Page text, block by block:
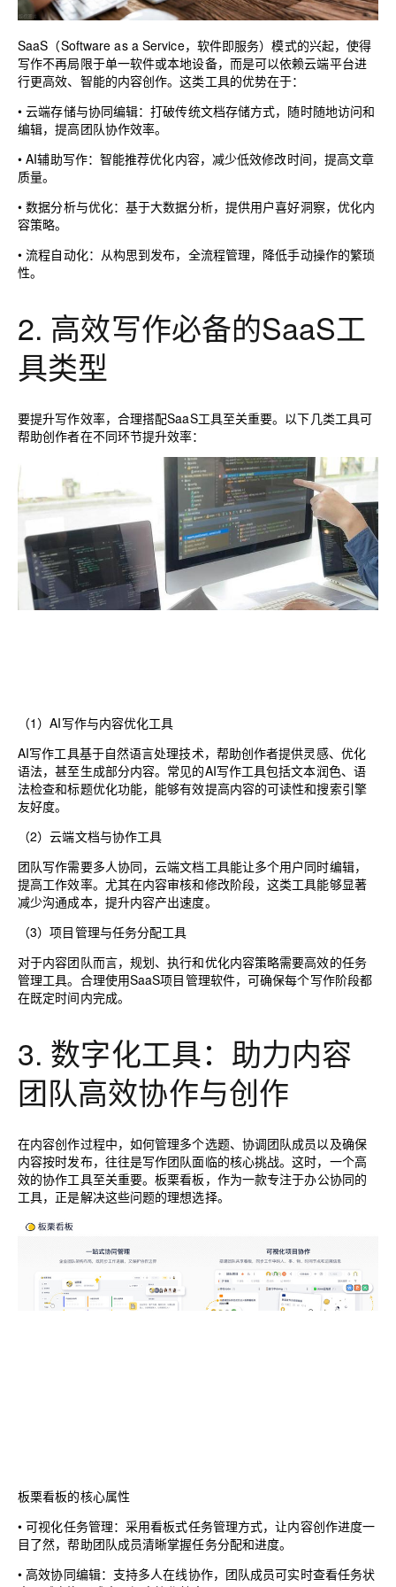
SaaS（Software as a Service，软件即服务）模式的兴起，使得
写作不再局限于单一软件或本地设备，而是可以依赖云端平台进
行更高效、智能的内容创作。这类工具的优势在于：
•云端存储与协同编辑：打破传统文档存储方式，随时随地访问和
编辑，提高团队协作效率。
•AI辅助写作：智能推荐优化内容，减少低效修改时间，提高文章
质量。
•数据分析与优化：基于大数据分析，提供用户喜好洞察，优化内
容策略。
•流程自动化：从构思到发布，全流程管理，降低手动操作的繁琐
性。
2. 高效写作必备的SaaS工
具类型
要提升写作效率，合理搭配SaaS工具至关重要。以下几类工具可
帮助创作者在不同环节提升效率：
（1）AI写作与内容优化工具
AI写作工具基于自然语言处理技术，帮助创作者提供灵感、优化
语法，甚至生成部分内容。常见的AI写作工具包括文本润色、语
法检查和标题优化功能，能够有效提高内容的可读性和搜索引擎
友好度。
（2）云端文档与协作工具
团队写作需要多人协同，云端文档工具能让多个用户同时编辑，
提高工作效率。尤其在内容审核和修改阶段，这类工具能够显著
减少沟通成本，提升内容产出速度。
（3）项目管理与任务分配工具
对于内容团队而言，规划、执行和优化内容策略需要高效的任务
管理工具。合理使用SaaS项目管理软件，可确保每个写作阶段都
在既定时间内完成。
3. 数字化工具：助力内容
团队高效协作与创作
在内容创作过程中，如何管理多个选题、协调团队成员以及确保
内容按时发布，往往是写作团队面临的核心挑战。这时，一个高
效的协作工具至关重要。板栗看板 ，作为一款专注于办公协同的
工具，正是解决这些问题的理想选择。
板栗看板的核心属性
•可视化任务管理：采用看板式任务管理方式，让内容创作进度一
目了然，帮助团队成员清晰掌握任务分配和进度。
•高效协同编辑：支持多人在线协作，团队成员可实时查看任务状